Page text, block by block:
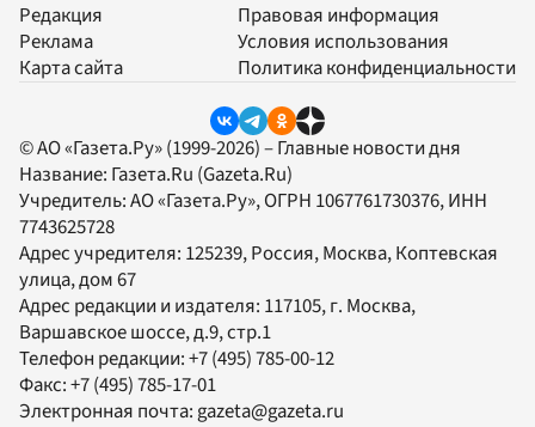
Редакция
Реклама
Карта сайта
Правовая информация
Условия использования
Политика конфиденциальности
© АО «Газета.Ру» (1999-2026) – Главные новости дня
Название: Газета.Ru (Gazeta.Ru)
Учредитель:АО «Газета.Ру», ОГРН 1067761730376, ИНН
7743625728
Адрес учредителя: 125239, Россия, Москва, Коптевская
улица, дом 67
Адрес редакции и издателя: 117105, г. Москва,
Варшавское шоссе, д.9, стр.1
Телефон редакции:+7 (495) 785-00-12
Факс:+7 (495) 785-17-01
Электронная почта: gazeta@gazeta.ru